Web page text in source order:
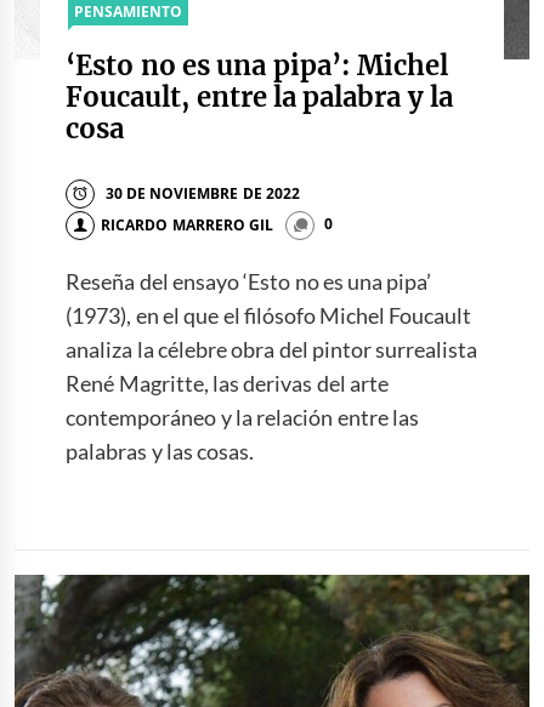
PENSAMIENTO
‘Esto no es una pipa’: Michel
Foucault, entre la palabra y la
cosa
30 DE NOVIEMBRE DE 2022
RICARDO MARRERO GIL
0
Reseña del ensayo ‘Esto no es una pipa’
(1973), en el que el filósofo Michel Foucault
analiza la célebre obra del pintor surrealista
René Magritte, las derivas del arte
contemporáneo y la relación entre las
palabras y las cosas.